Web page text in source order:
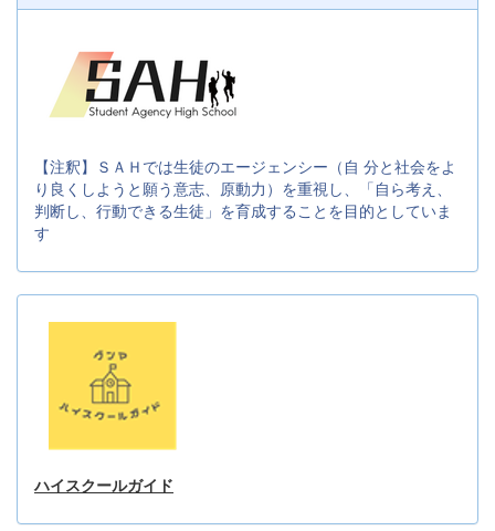
【注釈】ＳＡＨでは生徒のエージェンシー（自 分と社会をよ
り良くしようと願う意志、原動力）を重視し、「自ら考え、
判断し、行動できる生徒」を育成することを目的としていま
す
ハイスクールガイド